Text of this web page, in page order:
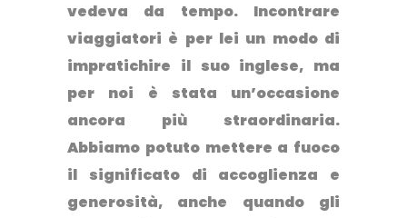
vedeva da tempo. Incontrare
viaggiatori è per lei un modo di
impratichire il suo inglese, ma
per noi è stata un’occasione
ancora più straordinaria.
Abbiamo potuto mettere a fuoco
il significato di accoglienza e
generosità, anche quando gli